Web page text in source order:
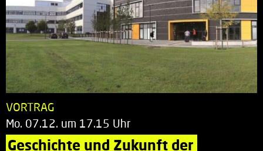
VORTRAG
Mo. 07.12. um 17.15 Uhr
Geschichte und Zukunft der